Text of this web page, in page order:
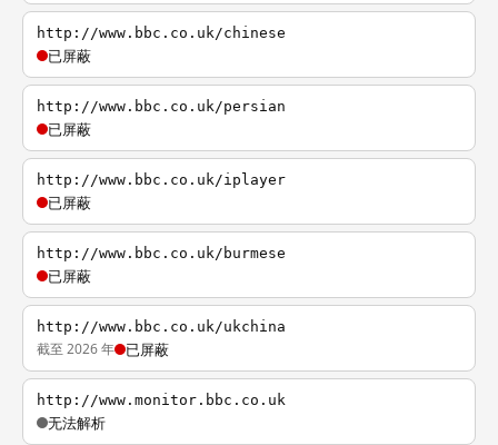
http://www.bbc.co.uk/chinese
已屏蔽
http://www.bbc.co.uk/persian
已屏蔽
http://www.bbc.co.uk/iplayer
已屏蔽
http://www.bbc.co.uk/burmese
已屏蔽
http://www.bbc.co.uk/ukchina
截至 2026 年 已屏蔽
http://www.monitor.bbc.co.uk
无法解析